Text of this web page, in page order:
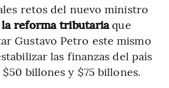
retos del nuevo ministro
la reforma tributariaque
Gustavo Petro este mismo
las finanzas del país
billones y $75 billones.